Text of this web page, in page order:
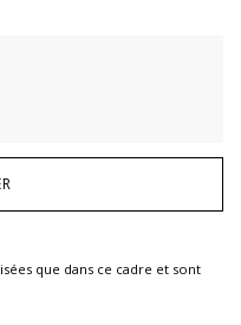
que dans ce cadre et sont